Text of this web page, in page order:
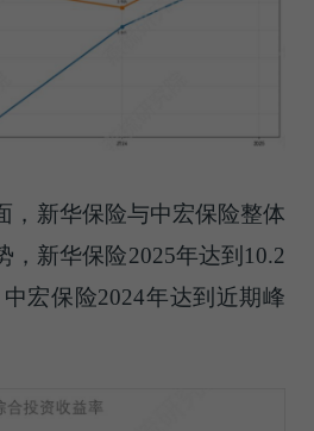
，新华保险与中宏保险整体
，新华保险2025年达到10.2
宏保险2024年达到近期峰